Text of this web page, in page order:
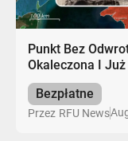
Punkt Bez
Okaleczona I Już
Bezpłatne
Przez RFU News